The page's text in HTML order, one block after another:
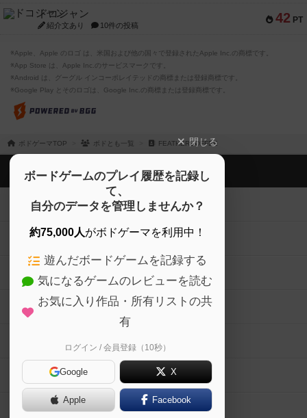
42 PT
ドコジャン
紹介文あり 10件の投稿
※Apple、Apple のロゴ は、米国および他の国々で登録されたApple Inc.の商標です。
※App Store は、Apple Inc.のサービスマークです。
※Android は、グーグル インコーポレイテッドの商標または登録商標です。
※Google Play とそのロゴは、Google Inc.の商標または登録商標です。
ボドゲーマTOP ボドとも一覧 FEATHERCOFFEE
閉じる
ボードゲームのプレイ履歴を記録し
て、
自分のデータを管理しませんか？
約75,000人がボドゲーマを利用中！
遊んだボードゲームを記録する
気になるゲームのレビューを読む
お気に入り作品・所有リストの共
有
ログイン / 会員登録（10秒）
Google X
Apple Facebook
ボドゲーマTOP
ボードゲームを検索する
ボードゲームの新着レビュー
ボードゲーム会情報
メカニクス特集
掲示板・トピックス
ボドとも・会員一覧
ボードゲーム業界コラム